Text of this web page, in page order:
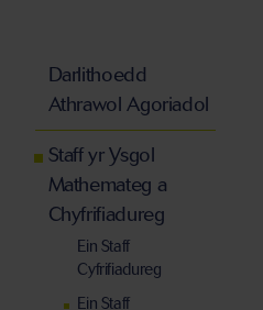
Darlithoedd
Athrawol Agoriadol
Staff yr Ysgol
Mathemateg a
Chyfrifiadureg
Ein Staff
Cyfrifiadureg
Ein Staff